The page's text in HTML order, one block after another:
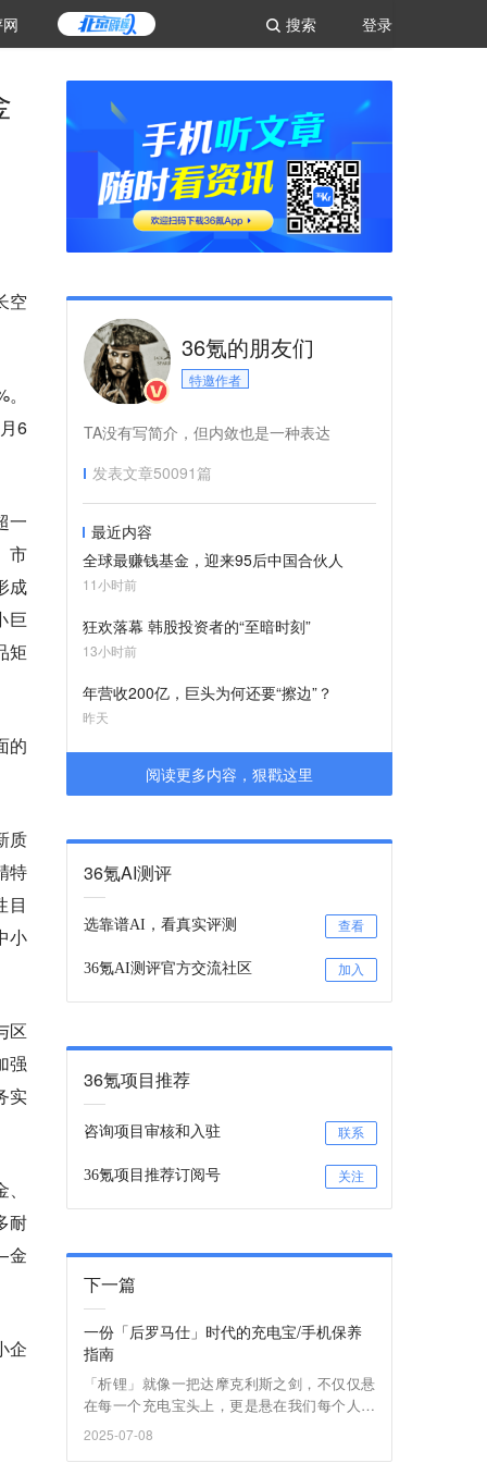
登录
搜索
空
6
一
市
成
巨
矩
的
质
特
目
小
区
强
实
耐
金
企
36氪的朋友们
特邀作者
TA没有写简介，但内敛也是一种表达
发表文章50091篇
最近内容
全球最赚钱基金，迎来95后中国合伙人
11小时前
狂欢落幕 韩股投资者的“至暗时刻”
13小时前
年营收200亿，巨头为何还要“擦边”？
昨天
阅读更多内容，狠戳这里
36氪AI测评
选靠谱AI，看真实评测 查看
36氪AI测评官方交流社区 加入
36氪项目推荐
咨询项目审核和入驻 联系
36氪项目推荐订阅号 关注
下一篇
一份「后罗马仕」时代的充电宝/手机保养
指南
「析锂」就像一把达摩克利斯之剑，不仅仅悬
在每一个充电宝头上，更是悬在我们每个人手
中的手机上。
2025-07-08